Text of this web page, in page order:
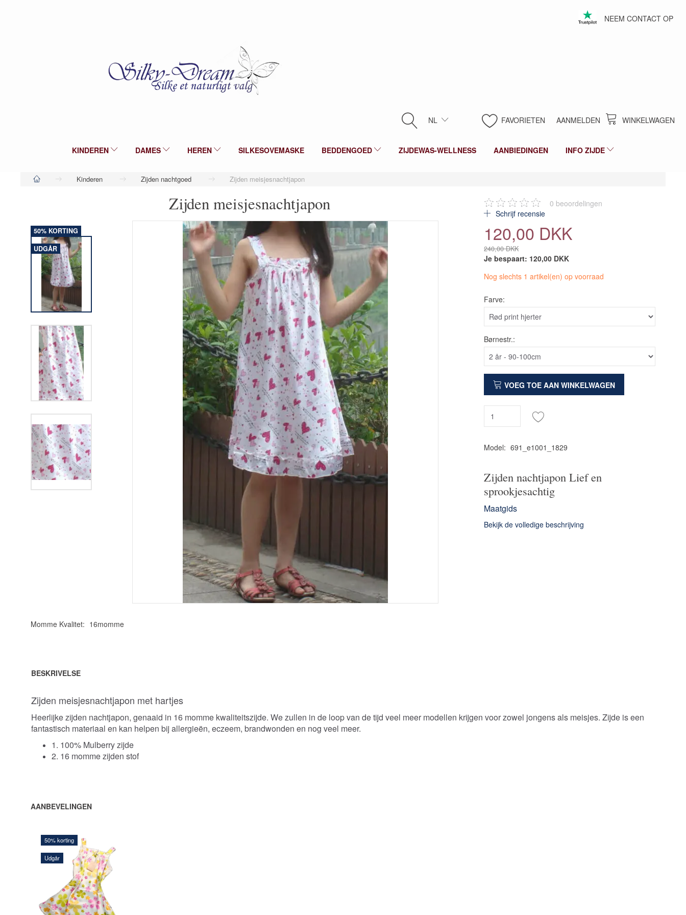
NEEM CONTACT OP
WINKELWAGEN
FAVORIETEN AANMELDEN
NL
KINDEREN DAMES HEREN SILKESOVEMASKE BEDDENGOED ZIJDEWAS-WELLNESS AANBIEDINGEN INFO ZIJDE
Kinderen Zijden nachtgoed Zijden meisjesnachtjapon
Zijden meisjesnachtjapon
50% KORTING
UDGÅR
Momme Kvalitet: 16momme
0 beoordelingen
Schrijf recensie
120,00 DKK
240,00 DKK
Je bespaart: 120,00 DKK
Nog slechts 1 artikel(en) op voorraad
Farve:
Børnestr.:
VOEG TOE AAN WINKELWAGEN
Model: 691_e1001_1829
Zijden nachtjapon Lief en
sprookjesachtig
Maatgids
Bekijk de volledige beschrijving
BESKRIVELSE
Zijden meisjesnachtjapon met hartjes
Heerlijke zijden nachtjapon, genaaid in 16 momme kwaliteitszijde. We zullen in de loop van de tijd veel meer modellen krijgen voor zowel jongens als meisjes. Zijde is een
fantastisch materiaal en kan helpen bij allergieën, eczeem, brandwonden en nog veel meer.
1. 100% Mulberry zijde
2. 16 momme zijden stof
AANBEVELINGEN
50% korting
Udgår
120,00 DKK
240,00 DKK
Je bespaart:120,00 DKK